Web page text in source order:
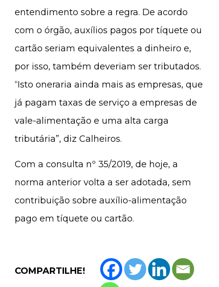
entendimento sobre a regra. De acordo
com o órgão, auxílios pagos por tíquete ou
cartão seriam equivalentes a dinheiro e,
por isso, também deveriam ser tributados.
“Isto oneraria ainda mais as empresas, que
já pagam taxas de serviço a empresas de
vale-alimentação e uma alta carga
tributária”, diz Calheiros.
Com a consulta nº 35/2019, de hoje, a
norma anterior volta a ser adotada, sem
contribuição sobre auxílio-alimentação
pago em tíquete ou cartão.
COMPARTILHE!